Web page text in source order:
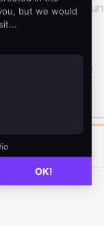
aver creato